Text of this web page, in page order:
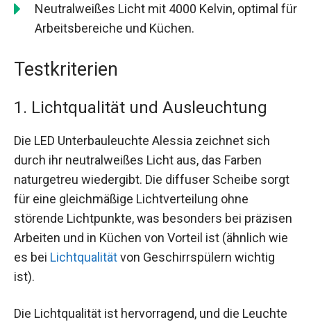
Neutralweißes Licht mit 4000 Kelvin, optimal für
Arbeitsbereiche und Küchen.
Testkriterien
1. Lichtqualität und Ausleuchtung
Die LED Unterbauleuchte Alessia zeichnet sich
durch ihr neutralweißes Licht aus, das Farben
naturgetreu wiedergibt. Die diffuser Scheibe sorgt
für eine gleichmäßige Lichtverteilung ohne
störende Lichtpunkte, was besonders bei präzisen
Arbeiten und in Küchen von Vorteil ist (ähnlich wie
es bei Lichtqualitätvon Geschirrspülern wichtig
ist).
Die Lichtqualität ist hervorragend, und die Leuchte